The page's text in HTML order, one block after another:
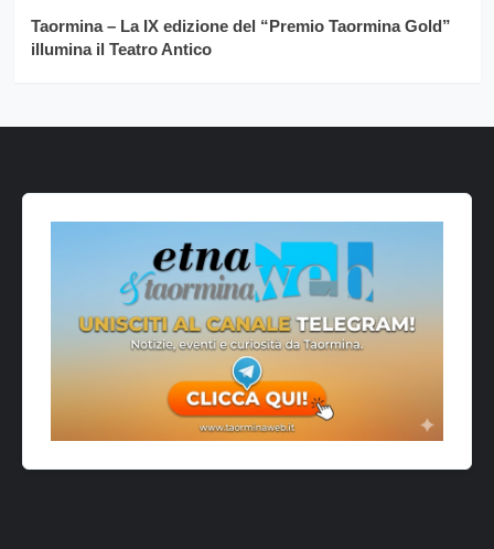
Taormina – La IX edizione del “Premio Taormina Gold”
illumina il Teatro Antico